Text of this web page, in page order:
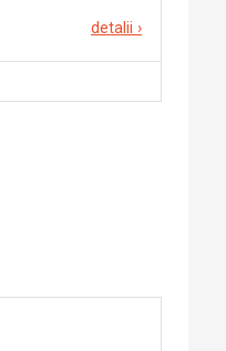
detalii ›